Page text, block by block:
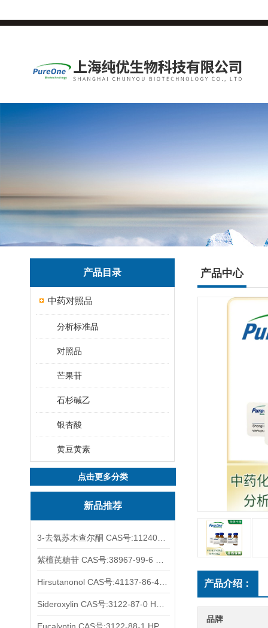
产品目录
中药对照品
分析标准品
对照品
芒果苷
石杉碱乙
银杏酸
黄豆黄素
点击更多分类
新品推荐
产品中心
产品介绍：
品牌